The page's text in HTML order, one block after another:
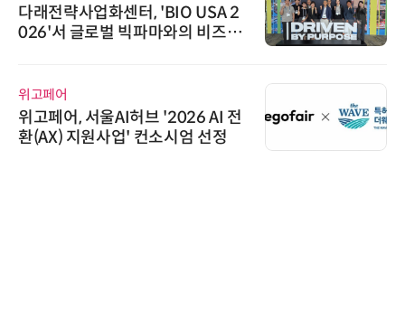
다래전략사업화센터, 'BIO USA 2
026'서 글로벌 빅파마와의 비즈니
위고페어
위고페어, 서울AI허브 '2026 AI 전
환(AX) 지원사업' 컨소시엄 선정